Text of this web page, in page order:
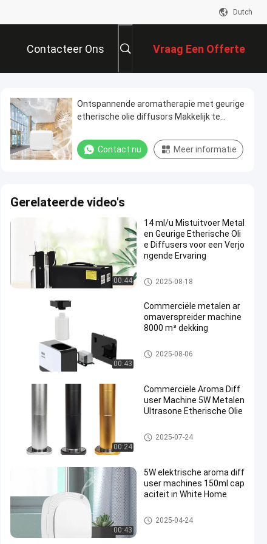
Dutch
Contacteer Ons Vraag Een Offerte
Aan
Ontspannende aromatherapie met geurige
etherische olie diffusors Makkelijk te
laag geluidsniveau
Contact nu Meer informatie
Gerelateerde video's
00:44
14 ml/u Mistuitvoer Metal
en Geurige Etherische Oli
e Diffusers voor een Verjo
ngende Ervaring
Aroma diffusermachines
2025-08-18
00:43
Commerciële metalen ar
omaverspreider machine
8000 m³ dekking
Aroma diffusermachines
2025-08-06
00:24
Commerciële Aroma Diff
user Machine 5W Metalen
Ultrasone Etherische Olie
Aroma diffusermachines
2025-07-24
00:43
5W elektrische aroma diff
user machines 150ml cap
aciteit in White Home
Aroma diffusermachines
2025-04-24